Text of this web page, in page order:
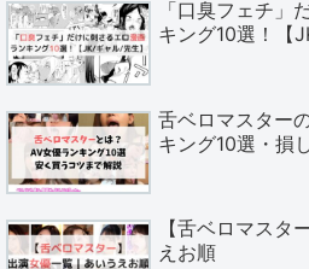
「口臭フェチ」
キング10選！【
舌ベロマスター
キング10選・損
【舌ベロマスタ
えお順